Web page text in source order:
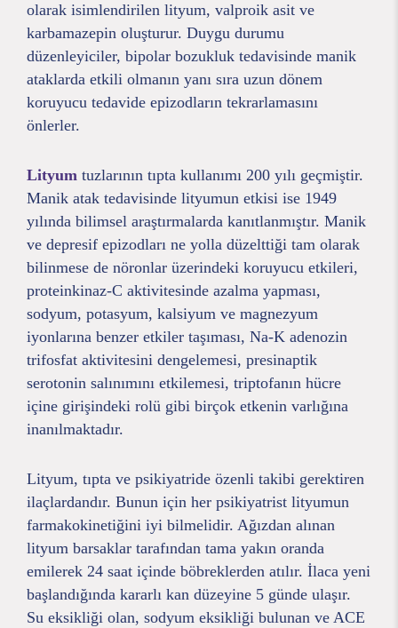
olarak isimlendirilen lityum, valproik asit ve
karbamazepin oluşturur. Duygu durumu
düzenleyiciler, bipolar bozukluk tedavisinde manik
ataklarda etkili olmanın yanı sıra uzun dönem
koruyucu tedavide epizodların tekrarlamasını
önlerler.
Lityum tuzlarının tıpta kullanımı 200 yılı geçmiştir.
Manik atak tedavisinde lityumun etkisi ise 1949
yılında bilimsel araştırmalarda kanıtlanmıştır. Manik
ve depresif epizodları ne yolla düzelttiği tam olarak
bilinmese de nöronlar üzerindeki koruyucu etkileri,
proteinkinaz-C aktivitesinde azalma yapması,
sodyum, potasyum, kalsiyum ve magnezyum
iyonlarına benzer etkiler taşıması, Na-K adenozin
trifosfat aktivitesini dengelemesi, presinaptik
serotonin salınımını etkilemesi, triptofanın hücre
içine girişindeki rolü gibi birçok etkenin varlığına
inanılmaktadır.
Lityum, tıpta ve psikiyatride özenli takibi gerektiren
ilaçlardandır. Bunun için her psikiyatrist lityumun
farmakokinetiğini iyi bilmelidir. Ağızdan alınan
lityum barsaklar tarafından tama yakın oranda
emilerek 24 saat içinde böbreklerden atılır. İlaca yeni
başlandığında kararlı kan düzeyine 5 günde ulaşır.
Su eksikliği olan, sodyum eksikliği bulunan ve ACE